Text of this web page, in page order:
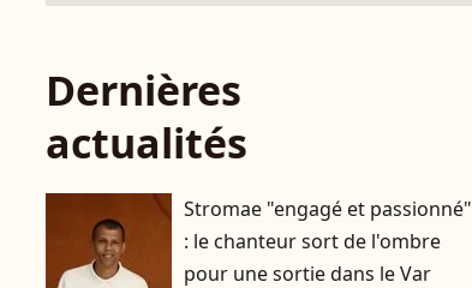
Dernières
actualités
Stromae "engagé et passionné"
: le chanteur sort de l'ombre
pour une sortie dans le Var